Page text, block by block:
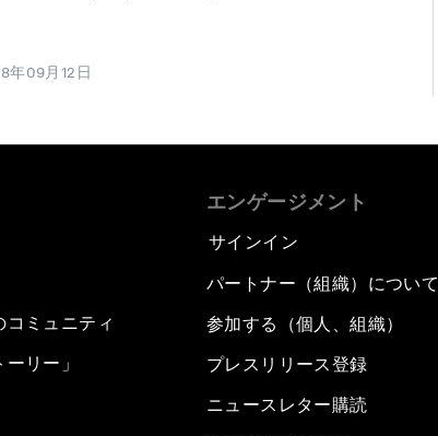
年09月12日
ミュニティ
リー」
エンゲージメント
サインイン
パートナー（組織）について
参加する（個人、組織）
プレスリリース登録
ニュースレター購読